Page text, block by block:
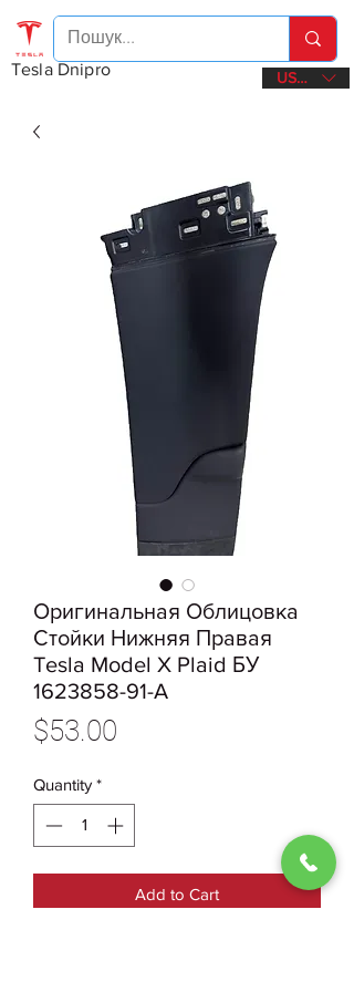
Tesla Dnipro USD ($)
Оригинальная Облицовка
Стойки Нижняя Правая
Tesla Model X Plaid БУ
1623858-91-A
$53.00
Quantity *
Add to Cart